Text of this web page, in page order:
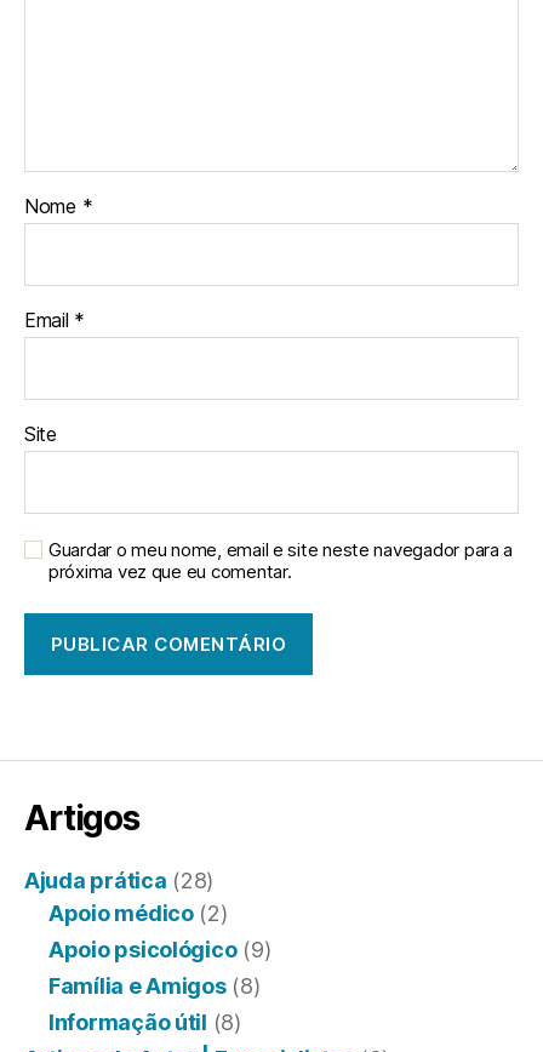
Nome *
Email *
Site
Guardar o meu nome, email e site neste navegador para a
próxima vez que eu comentar.
Artigos
Ajuda prática (28)
Apoio médico(2)
Apoio psicológico(9)
Família e Amigos(8)
Informação útil (8)